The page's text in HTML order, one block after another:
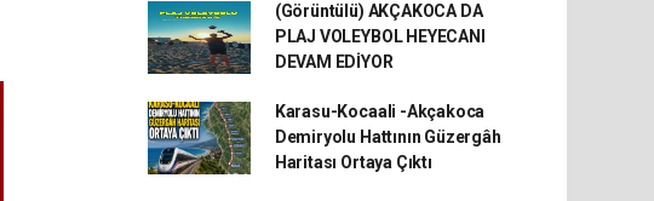
(Görüntülü) AKÇAKOCA DA
PLAJ VOLEYBOL HEYECANI
DEVAM EDİYOR
Karasu-Kocaali -Akçakoca
Demiryolu Hattının Güzergâh
Haritası Ortaya Çıktı